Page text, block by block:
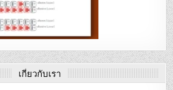
เกี่ยวกับเรา